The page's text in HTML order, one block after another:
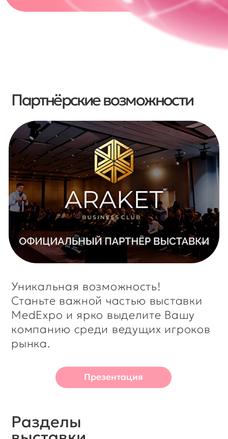
Посмотреть весь список
Список
участников
возможность
встретиться с